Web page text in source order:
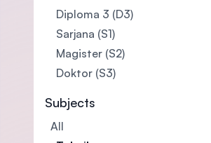
Diploma 3 (D3)
Sarjana (S1)
Magister (S2)
Doktor (S3)
Subjects
All